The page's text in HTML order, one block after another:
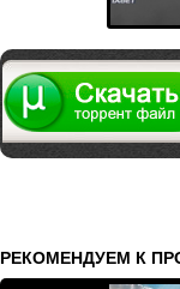
РЕКОМЕНДУЕМ К